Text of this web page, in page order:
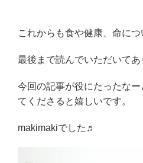
これからも食や健康、命に
最後まで読んでいただいてあ
今回の記事が役にたったな
てくださると嬉しいです。
makimakiでした♬